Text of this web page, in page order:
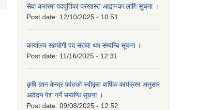
सेवा करारमा पदपूर्तिका दरखास्त आह्वानका लागि सूचना ।
Post date: 12/10/2025 - 10:51
कार्यालय सहयोगी पद संख्या थप सम्वन्धि सूचना ।
Post date: 11/16/2025 - 12:31
कृषि ज्ञान केन्द्र पर्वतको स्वीकृत वार्षिक कार्यक्रम अनुसार
आवेदन पेश गर्ने सम्वन्धि सूचना ।
Post date: 09/08/2025 - 12:52